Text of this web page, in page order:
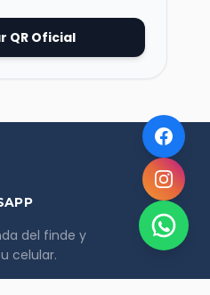
QR Oficial
del finde y
celular.